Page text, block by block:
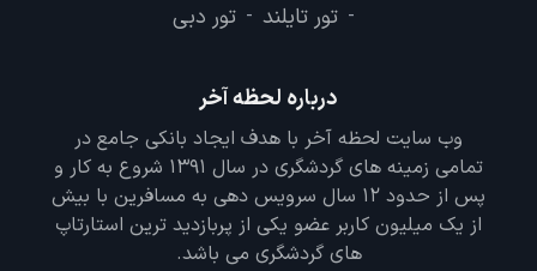
- تور تایلند - تور دبی
درباره لحظه آخر
وب سایت لحظه آخر با هدف ایجاد بانکی جامع در
تمامی زمینه های گردشگری در سال 1391 شروع به کار و
پس از حدود 12 سال سرویس دهی به مسافرین با بیش
از یک میلیون کاربر عضو یکی از پربازدید ترین استارتاپ
های گردشگری می باشد.